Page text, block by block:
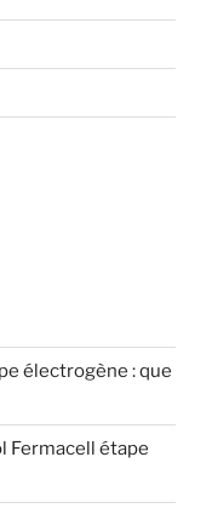
électrogène : que
Fermacell étape